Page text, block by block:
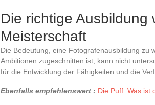
Die richtige Ausbildung
Meisterschaft
Die Bedeutung, eine Fotografenausbildung zu
Ambitionen zugeschnitten ist, kann nicht
für die Entwicklung der Fähigkeiten und die
Ebenfalls empfehlenswert : Die Puff: Was ist